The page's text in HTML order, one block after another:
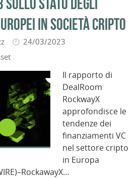
in società cripto
24/03/2023
Il rapporto di
DealRoom
RockwayX
approfondisce le
tendenze dei
finanziamenti VC
nel settore cripto
in Europa